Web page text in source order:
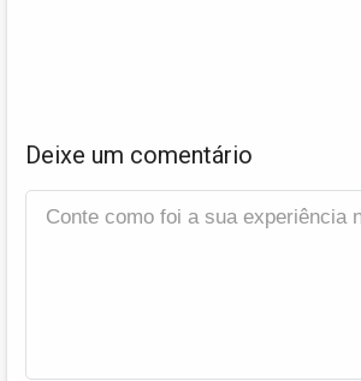
Deixe um comentário